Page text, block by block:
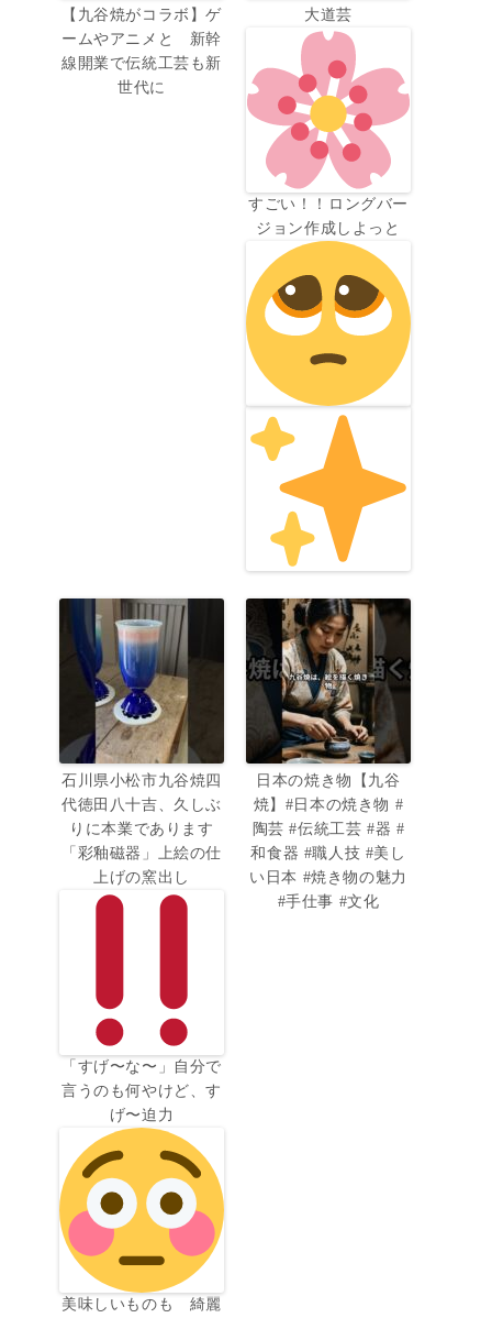
【九谷焼がコラボ】ゲ
ームやアニメと 新幹
線開業で伝統工芸も新
世代に
大道芸
すごい！！ロングバー
ジョン作成しよっと
石川県小松市九谷焼四
代徳田八十吉、久しぶ
りに本業であります
「彩釉磁器」上絵の仕
上げの窯出し
「すげ〜な〜」自分で
言うのも何やけど、す
げ〜迫力
美味しいものも 綺麗
日本の焼き物【九谷
焼】#日本の焼き物 #
陶芸 #伝統工芸 #器 #
和食器 #職人技 #美し
い日本 #焼き物の魅力
#手仕事 #文化